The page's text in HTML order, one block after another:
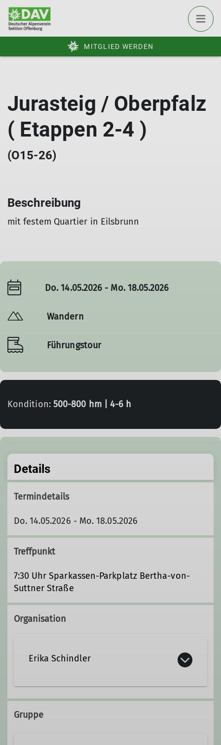
MITGLIED WERDEN
Jurasteig / Oberpfalz
( Etappen 2-4 )
(O15-26)
Beschreibung
mit festem Quartier in Eilsbrunn
Do. 14.05.2026 - Mo. 18.05.2026
Wandern
Führungstour
Kondition: 500-800 hm | 4-6 h
Details
Termindetails
Do. 14.05.2026 - Mo. 18.05.2026
Treffpunkt
7:30 Uhr Sparkassen-Parkplatz Bertha-von-
Suttner Straße
Organisation
Erika Schindler
erika.schindler@t-online.de
Gruppe